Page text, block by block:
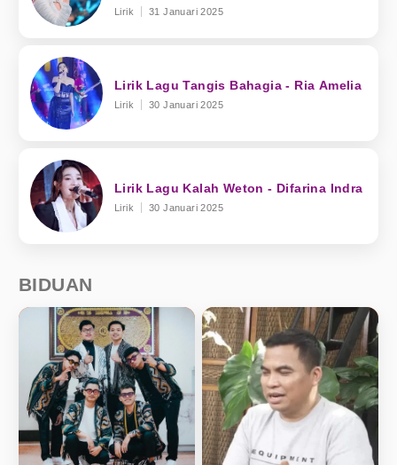
Lirik 31 Januari 2025
Lirik Lagu Tangis Bahagia - Ria Amelia
Lirik 30 Januari 2025
Lirik Lagu Kalah Weton - Difarina Indra
Lirik 30 Januari 2025
BIDUAN